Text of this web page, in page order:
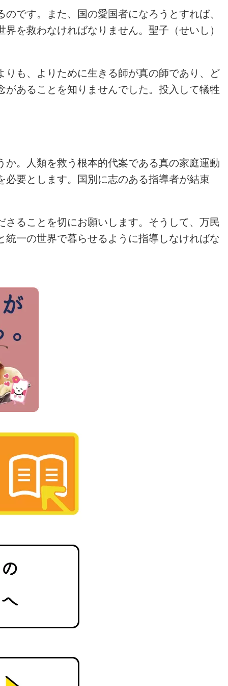
です。また、国の愛国者になろうとすれば、
を救わなければなりません。聖子（せいし）
も、よりために生きる師が真の師であり、ど
あることを知りませんでした。投入して犠牲
。人類を救う根本的代案である真の家庭運動
要とします。国別に志のある指導者が結束
ることを切にお願いします。そうして、万民
一の世界で暮らせるように指導しなければな